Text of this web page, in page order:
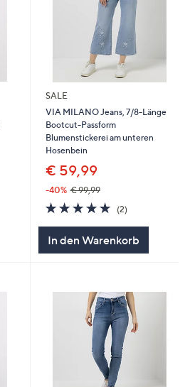
SALE
VIA MILANO Jeans, 7/8-Länge
Bootcut-Passform
Blumenstickerei am unteren
Hosenbein
€ 59,99
-40% € 99,99
5.0
von
(2)
In den Warenkorb